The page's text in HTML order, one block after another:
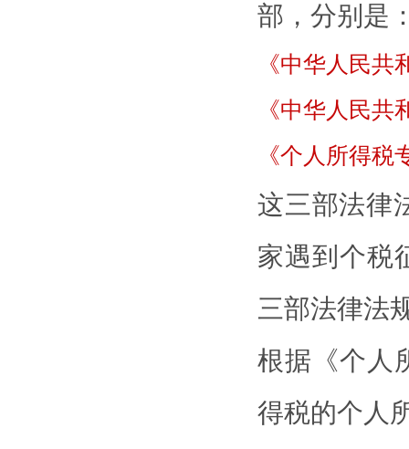
部，分别是
《中华人民
《中华人民
《个人所得
这三部法律
家遇到个税
三部法律法
根据《个人
得税的个人